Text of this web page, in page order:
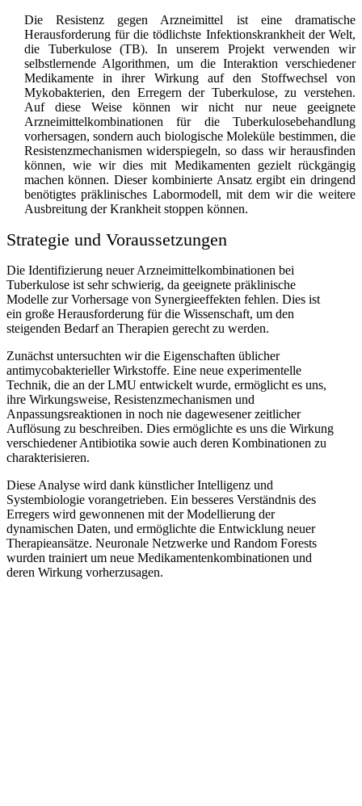
Die Resistenz gegen Arzneimittel ist eine dramatische
Herausforderung für die tödlichste Infektionskrankheit der Welt,
die Tuberkulose (TB). In unserem Projekt verwenden wir
selbstlernende Algorithmen, um die Interaktion verschiedener
Medikamente in ihrer Wirkung auf den Stoffwechsel von
Mykobakterien, den Erregern der Tuberkulose, zu verstehen.
Auf diese Weise können wir nicht nur neue geeignete
Arzneimittelkombinationen für die Tuberkulosebehandlung
vorhersagen, sondern auch biologische Moleküle bestimmen, die
Resistenzmechanismen widerspiegeln, so dass wir herausfinden
können, wie wir dies mit Medikamenten gezielt rückgängig
machen können. Dieser kombinierte Ansatz ergibt ein dringend
benötigtes präklinisches Labormodell, mit dem wir die weitere
Ausbreitung der Krankheit stoppen können.
Strategie und Voraussetzungen
Die Identifizierung neuer Arzneimittelkombinationen bei
Tuberkulose ist sehr schwierig, da geeignete präklinische
Modelle zur Vorhersage von Synergieeffekten fehlen. Dies ist
ein große Herausforderung für die Wissenschaft, um den
steigenden Bedarf an Therapien gerecht zu werden.
Zunächst untersuchten wir die Eigenschaften üblicher
antimycobakterieller Wirkstoffe. Eine neue experimentelle
Technik, die an der LMU entwickelt wurde, ermöglicht es uns,
ihre Wirkungsweise, Resistenzmechanismen und
Anpassungsreaktionen in noch nie dagewesener zeitlicher
Auflösung zu beschreiben. Dies ermöglichte es uns die Wirkung
verschiedener Antibiotika sowie auch deren Kombinationen zu
charakterisieren.
Diese Analyse wird dank künstlicher Intelligenz und
Systembiologie vorangetrieben. Ein besseres Verständnis des
Erregers wird gewonnenen mit der Modellierung der
dynamischen Daten, und ermöglichte die Entwicklung neuer
Therapieansätze. Neuronale Netzwerke und Random Forests
wurden trainiert um neue Medikamentenkombinationen und
deren Wirkung vorherzusagen.